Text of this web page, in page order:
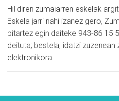
Hil diren zumaiarren eskelak
Eskela jarri nahi izanez gero,
bitartez egin daiteke 943-86 15
deituta; bestela, idatzi zuzenean
elektronikora.